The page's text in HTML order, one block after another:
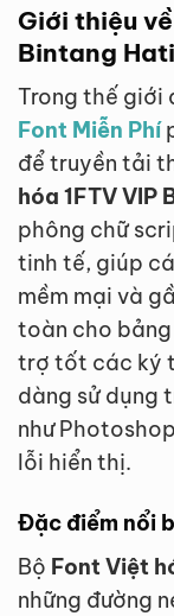
Giới thiệu
Bintang Hati
Trong thế giới
Font Miễn Phí
để truyền tải
hóa 1FTV VIP
phông chữ
tinh tế, giúp
mềm mại và
toàn cho
trợ tốt các ký
dàng sử dụng
như
lỗi hiển thị.
Đặc điểm nổi
Bộ Font Việt
những đường